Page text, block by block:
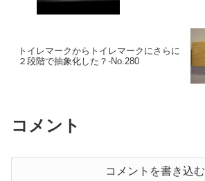
トイレマークからトイレマークにさらに
２段階で抽象化した？‐No.280
コメント
コメントを書き込む